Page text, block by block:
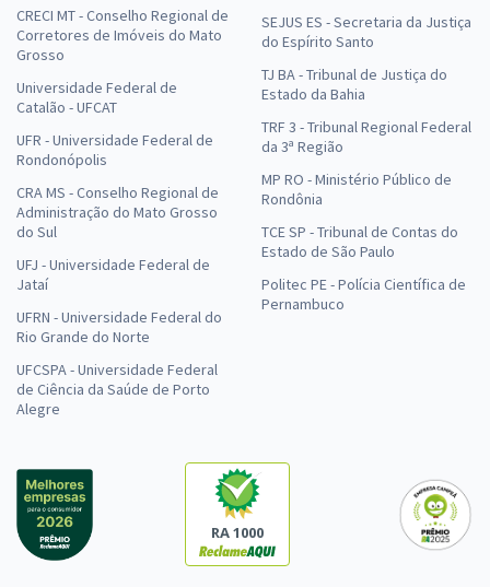
CRECI MT - Conselho Regional de
Corretores de Imóveis do Mato
Grosso
Universidade Federal de
Catalão - UFCAT
UFR - Universidade Federal de
Rondonópolis
CRA MS - Conselho Regional de
Administração do Mato Grosso
do Sul
UFJ - Universidade Federal de
Jataí
UFRN - Universidade Federal do
Rio Grande do Norte
UFCSPA - Universidade Federal
de Ciência da Saúde de Porto
Alegre
SEJUS ES - Secretaria da Justiça
do Espírito Santo
TJ BA - Tribunal de Justiça do
Estado da Bahia
TRF 3 - Tribunal Regional Federal
da 3ª Região
MP RO - Ministério Público de
Rondônia
TCE SP - Tribunal de Contas do
Estado de São Paulo
Politec PE - Polícia Científica de
Pernambuco
RA 1000